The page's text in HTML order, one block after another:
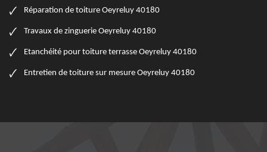
Réparation de toiture Oeyreluy 40180
Travaux de zinguerie Oeyreluy 40180
Etanchéité pour toiture terrasse Oeyreluy 40180
Entretien de toiture sur mesure Oeyreluy 40180